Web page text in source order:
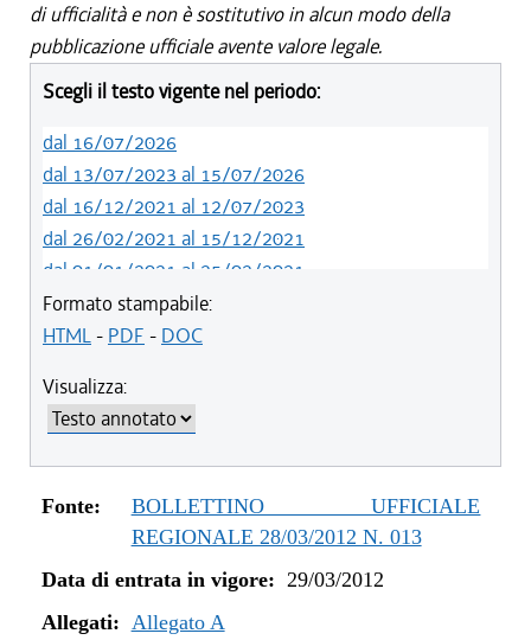
di ufficialità e non è sostitutivo in alcun modo della
pubblicazione ufficiale avente valore legale.
Scegli il testo vigente nel periodo:
dal 16/07/2026
dal 13/07/2023 al 15/07/2026
dal 16/12/2021 al 12/07/2023
dal 26/02/2021 al 15/12/2021
dal 01/01/2021 al 25/02/2021
dal 10/08/2019 al 31/12/2020
dal 11/07/2019 al 09/08/2019
dal 05/04/2018 al 07/11/2018
dal 05/01/2018 al 04/04/2018
dal 10/08/2017 al 04/01/2018
dal 13/06/2017 al 09/08/2017
dal 29/04/2017 al 12/06/2017
dal 01/01/2017 al 14/04/2017
dal 10/11/2016 al 31/12/2016
Formato stampabile:
HTML- PDF - DOC
Visualizza:
Fonte:
BOLLETTINO UFFICIALE
REGIONALE 28/03/2012 N. 013
Data di entrata in vigore: 29/03/2012
Allegati: Allegato A